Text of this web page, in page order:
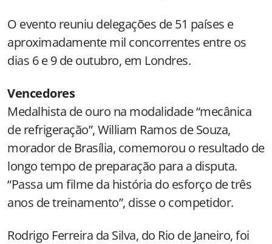
O evento reuniu delegações de 51 países e
aproximadamente mil concorrentes entre os
dias 6 e 9 de outubro, em Londres.
Vencedores
Medalhista de ouro na modalidade “mecânica
de refrigeração”, William Ramos de Souza,
morador de Brasília, comemorou o resultado de
longo tempo de preparação para a disputa.
“Passa um filme da história do esforço de três
anos de treinamento”, disse o competidor.
Rodrigo Ferreira da Silva, do Rio de Janeiro, foi